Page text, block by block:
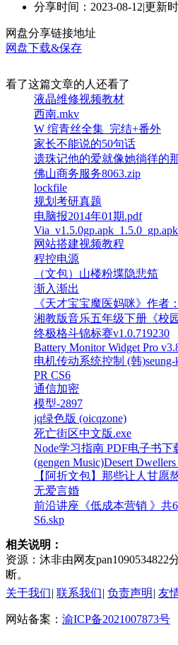
分享时间：2023-08-12|更新
网盘分享链接地址
网盘下载&保存
看了这篇文章的人还看了
液晶维修视频教材
西南.mkv
W 绾青丝全集_完结+番外
家长不能说的50句话
遗珠记他的爱就像她徜徉的
佛山商务服务8063.zip
lockfile
规划考研真题
电脑报2014年01期.pdf
Via_v1.5.0gp.apk_1.5.0_gp.apk
网站搭建视频教程
程控电源
（文包）山楼粉堞隐悲笳
渐入渐出
《天才宝宝魔医妈咪》作者
湘教版音乐五年级下册《校
终极格斗锦标赛v1.0.719230
Battery Monitor Widget Pro
电机传动系统控制 (韩
PR CS6
通信加密
模型-2897
jq绿色版 (oicqzone)
死亡街区中文版.exe
Node学习指南 PDF电子书下
(gengen Music)Desert
【阿折文包】那些让人甘愿
无爱言婚
前沿讲座《低成本营销 》共
S6.skp
相关说明：
资源：沐非由网友
断。
关于我们| 联系我们| 负责声明 | 友
网站备案： 渝ICP备2021007873号